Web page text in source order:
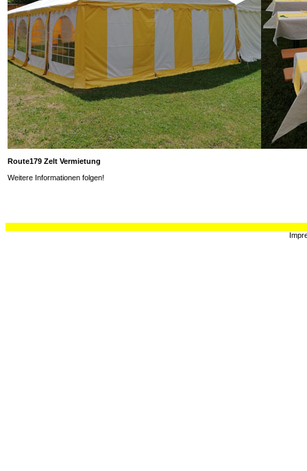
Route179 Zelt Vermietung
Weitere Informationen folgen!